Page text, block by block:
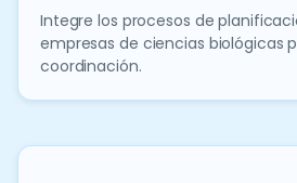
Integre los procesos de
empresas de ciencias biológicas
coordinación.